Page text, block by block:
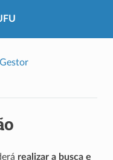
Gestor
realizar a busca e